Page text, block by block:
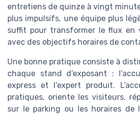
entretiens de quinze à vingt
plus impulsifs, une équipe plus
suffit pour transformer le flux en
avec des objectifs horaires de
Une bonne pratique consiste à
chaque stand d’exposant :
express et l’expert produit.
pratiques, oriente les visiteurs,
sur le parking ou les horaires